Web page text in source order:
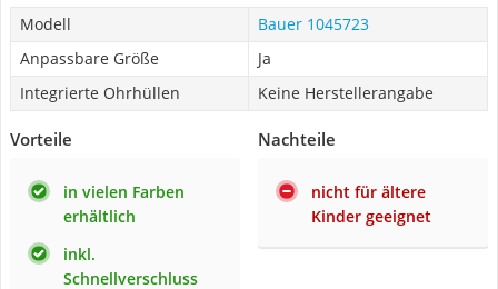
Modell
Bauer 1045723
Anpassbare Größe
Ja
Integrierte Ohrhüllen
Keine Herstellerangabe
Vorteile
in vielen Farben
erhältlich
inkl.
Schnellverschluss
Nachteile
nicht für ältere
Kinder geeignet